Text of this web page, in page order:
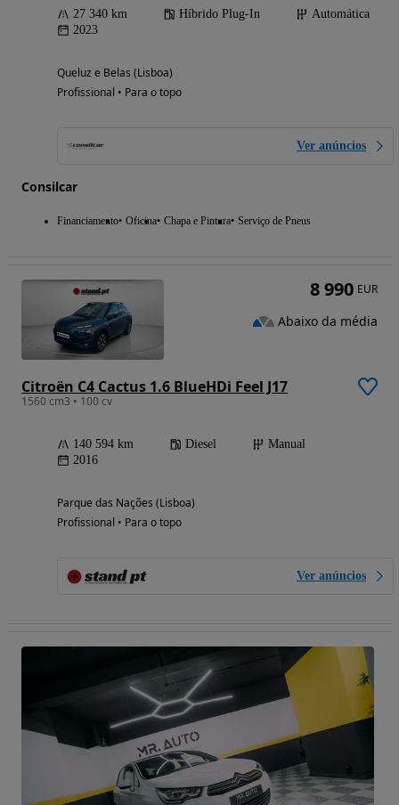
27 340 km Híbrido Plug-In
Automática
2023
Queluz e Belas (Lisboa)
Profissional • Para o topo
Ver anúncios
Consilcar
Financiamento Oficina Chapa e Pintura Serviço de Pneus
Citroën C4 Cactus 1.6 BlueHDi Feel J17
1560 cm3 • 100 cv
140 594 km Diesel
Manual
2016
Parque das Nações (Lisboa)
Profissional • Para o topo
Ver anúncios
8 990 EUR
Abaixo da média